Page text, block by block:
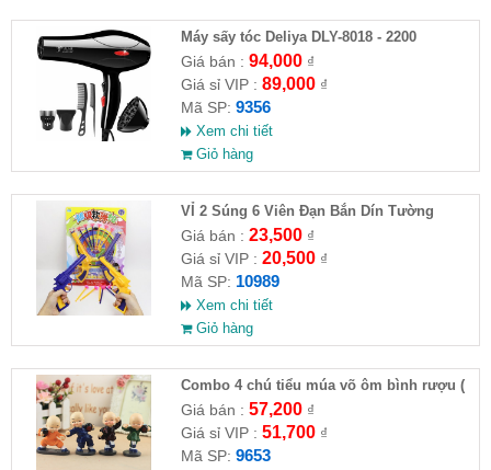
Máy sấy tóc Deliya DLY-8018 - 2200
Giá bán : 94,000₫
Giá sỉ VIP : 89,000₫
Mã SP: 9356
Xem chi tiết
Giỏ hàng
VỈ 2 Súng 6 Viên Đạn Bắn Dín Tường
Giá bán : 23,500₫
Giá sỉ VIP : 20,500₫
Mã SP: 10989
Xem chi tiết
Giỏ hàng
Combo 4 chú tiểu múa võ ôm bình rượu (
HĐ )
Giá bán : 57,200₫
Giá sỉ VIP : 51,700₫
Mã SP: 9653